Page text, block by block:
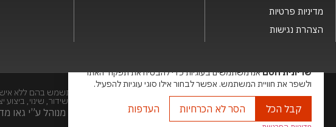
מדיניות פרטיות
הצהרת נגישות
שמות המוצרים, החברות, השירותים הינם סימני מסחרי של החברה ואין להתשמש בהם ללא
בע"מ. האתר מיועד לצפייה בלבד. העתקה, הפצה, שיכפול, פרסום, הצגה, שידור, שינוי, ביצוע
האתר מנוהל ע”י גאו
שריונית חסםאנו משתמשים בעוגיות כדי להבטיח את תפקוד האתר
ולשפר את חוויית המשתמש. אפשר לבחור אילו סוגי עוגיות להפעיל.
קבל הכל הסר לא הכרחיות העדפות